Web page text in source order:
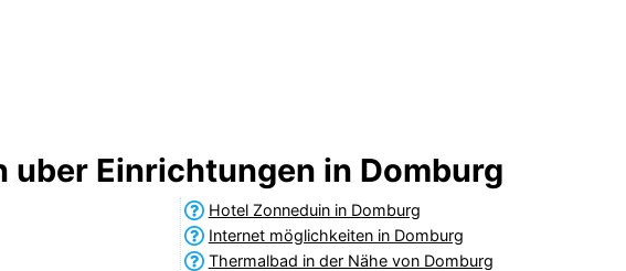
uber Einrichtungen in Domburg
Hotel Zonneduin in Domburg
Internet möglichkeiten in Domburg
Thermalbad in der Nähe von Domburg